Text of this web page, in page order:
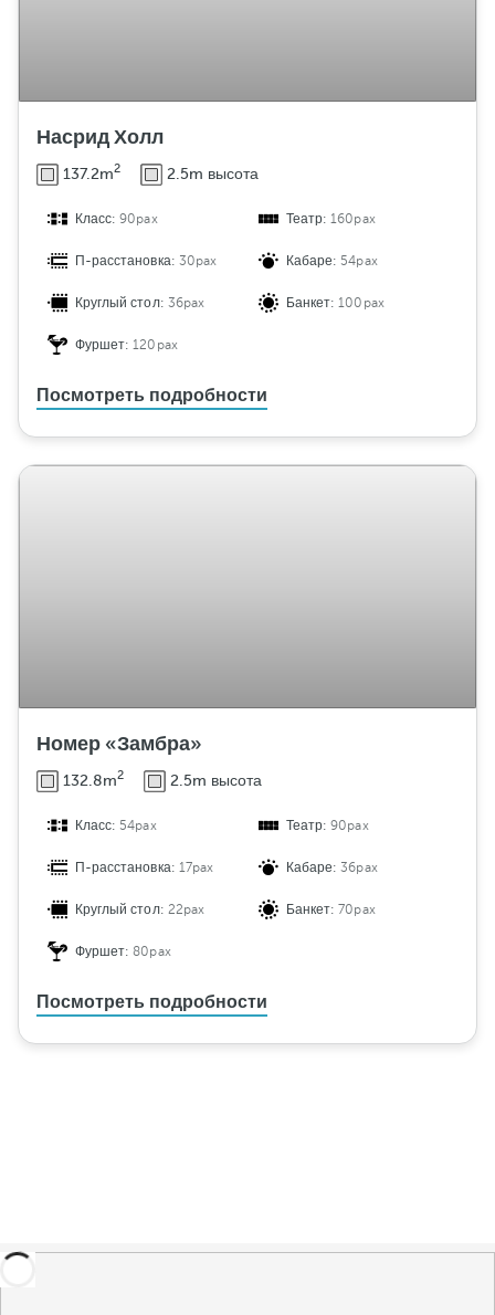
Насрид Холл
137.2m2 2.5m высота
Класс:90pax Театр:160pax
П-расстановка: 30pax Кабаре: 54pax
Круглый стол: 36pax Банкет:100pax
Фуршет:120pax
Посмотреть подробности
Номер «Замбра»
132.8m2 2.5m высота
Класс: 54pax Театр:90pax
П-расстановка: 17pax Кабаре:36pax
Круглый стол: 22pax Банкет:70pax
Фуршет:80pax
Посмотреть подробности